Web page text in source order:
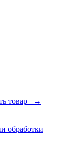
товар →
обработки